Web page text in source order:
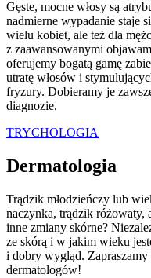
Gęste, mocne włosy są
nadmierne wypadanie staje
wielu kobiet, ale też dla
z zaawansowanymi
oferujemy bogatą gamę
utratę włosów i
fryzury. Dobieramy je
diagnozie.
TRYCHOLOGIA
Dermatologia
Trądzik młodzieńczy lub
naczynka, trądzik różowaty,
inne zmiany skórne?
ze skórą i w jakim wieku
i dobry wygląd. Zapraszamy
dermatologów!